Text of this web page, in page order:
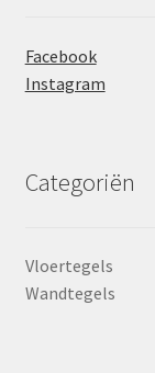
Facebook
Instagram
Categoriën
Vloertegels
Wandtegels